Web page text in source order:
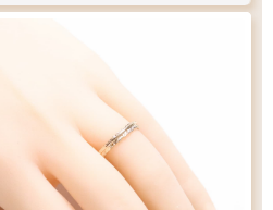
リングサイズガイド